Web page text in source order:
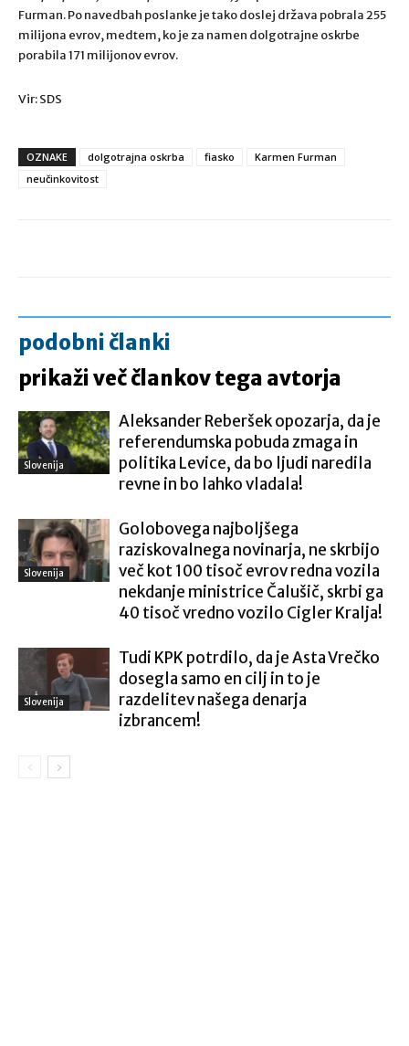
Furman. Po navedbah poslanke je tako doslej država pobrala 255
milijona evrov, medtem, ko je za namen dolgotrajne oskrbe
porabila 171 milijonov evrov.
Vir: SDS
OZNAKE dolgotrajna oskrba fiasko
Karmen Furman
neučinkovitost
podobni članki
prikaži več člankov tega avtorja
Slovenija
Aleksander Reberšek opozarja, da je
referendumska pobuda zmaga in
politika Levice, da bo ljudi naredila
revne in bo lahko vladala!
Slovenija
Golobovega najboljšega
raziskovalnega novinarja, ne skrbijo
več kot 100 tisoč evrov redna vozila
nekdanje ministrice Čalušič, skrbi ga
40 tisoč vredno vozilo Cigler Kralja!
Slovenija
Tudi KPK potrdilo, da je Asta Vrečko
dosegla samo en cilj in to je
razdelitev našega denarja
izbrancem!